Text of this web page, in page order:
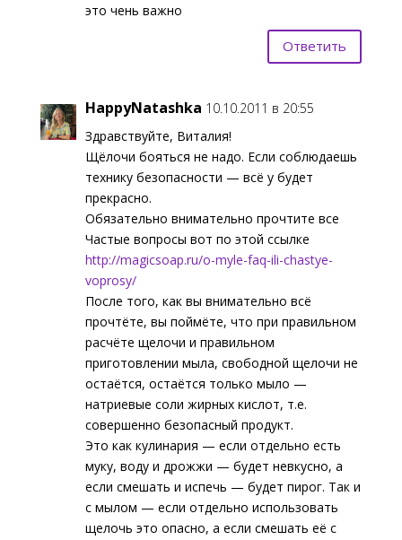
это чень важно
Ответить
HappyNatashka 10.10.2011 в 20:55
Здравствуйте, Виталия!
Щёлочи бояться не надо. Если соблюдаешь
технику безопасности — всё у будет
прекрасно.
Обязательно внимательно прочтите все
Частые вопросы вот по этой ссылке
http://magicsoap.ru/o-myle-faq-ili-chastye-
voprosy/
После того, как вы внимательно всё
прочтёте, вы поймёте, что при правильном
расчёте щелочи и правильном
приготовлении мыла, свободной щелочи не
остаётся, остаётся только мыло —
натриевые соли жирных кислот, т.е.
совершенно безопасный продукт.
Это как кулинария — если отдельно есть
муку, воду и дрожжи — будет невкусно, а
если смешать и испечь — будет пирог. Так и
с мылом — если отдельно использовать
щелочь это опасно, а если смешать её с